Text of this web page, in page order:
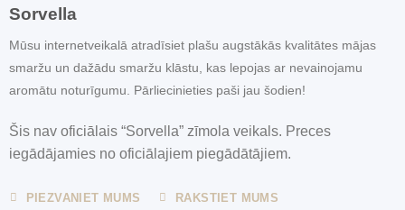
Sorvella
Mūsu internetveikalā atradīsiet plašu augstākās kvalitātes mājas
smaržu un dažādu smaržu klāstu, kas lepojas ar nevainojamu
aromātu noturīgumu. Pārliecinieties paši jau šodien!
Šis nav oficiālais “Sorvella” zīmola veikals. Preces
iegādājamies no oficiālajiem piegādātājiem.
PIEZVANIET MUMS RAKSTIET MUMS